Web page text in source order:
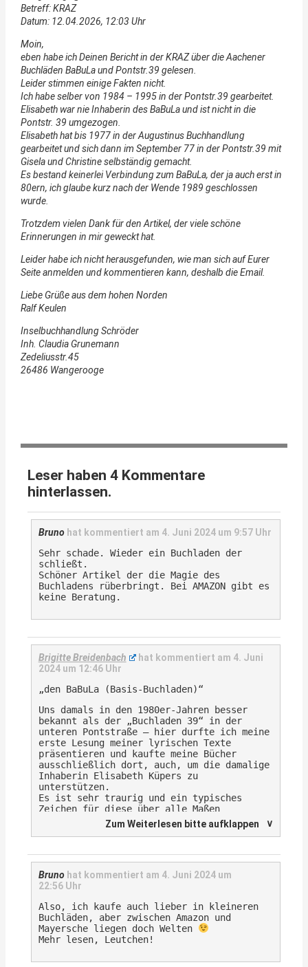
Betreff: KRAZ
Datum: 12.04.2026, 12:03 Uhr
Moin,
eben habe ich Deinen Bericht in der KRAZ über die Aachener
Buchläden BaBuLa und Pontstr.39 gelesen.
Leider stimmen einige Fakten nicht.
Ich habe selber von 1984 – 1995 in der Pontstr.39 gearbeitet.
Elisabeth war nie Inhaberin des BaBuLa und ist nicht in die
Pontstr. 39 umgezogen.
Elisabeth hat bis 1977 in der Augustinus Buchhandlung
gearbeitet und sich dann im September 77 in der Pontstr.39 mit
Gisela und Christine selbständig gemacht.
Es bestand keinerlei Verbindung zum BaBuLa, der ja auch erst in
80ern, ich glaube kurz nach der Wende 1989 geschlossen
wurde.
Trotzdem vielen Dank für den Artikel, der viele schöne
Erinnerungen in mir geweckt hat.
Leider habe ich nicht herausgefunden, wie man sich auf Eurer
Seite anmelden und kommentieren kann, deshalb die Email.
Liebe Grüße aus dem hohen Norden
Ralf Keulen
Inselbuchhandlung Schröder
Inh. Claudia Grunemann
Zedeliusstr.45
26486 Wangerooge
Leser haben 4 Kommentare
hinterlassen.
Bruno hat kommentiert am 4. Juni 2024 um 9:57 Uhr
Sehr schade. Wieder ein Buchladen der
schließt.
Schöner Artikel der die Magie des
Buchladens rüberbringt. Bei AMAZON gibt es
keine Beratung.
Brigitte Breidenbach hat kommentiert am 4. Juni
2024 um 12:46 Uhr
„den BaBuLa (Basis-Buchladen)“
Uns damals in den 1980er-Jahren besser
bekannt als der „Buchladen 39“ in der
unteren Pontstraße – hier durfte ich meine
erste Lesung meiner lyrischen Texte
präsentieren und kaufte meine Bücher
ausschließlich dort, auch, um die damalige
Inhaberin Elisabeth Küpers zu
unterstützen.
Es ist sehr traurig und ein typisches
Zeichen für diese über alle Maßen
digitalisierte und vor allem geistlose
Zeit, dass solche Buchläden schließen
man war süchtig nach geistigem Input,
heutzutage beschäftigen sich sämtliche
Generationen sinnbefreit mit dem Handy,
immer auf der Jagd nach neuen Apps (mit
verlieren ihr Leben aus den Augen und die
meisten ihre Kinder…
Nicht nur Amazon trägt Schuld am Schließen
von Buchläden, natürlich auch solche
wie die Mayersche, die fernab eines
Zum Weiterlesen bitte aufklappen ∨
Bruno hat kommentiert am 4. Juni 2024 um
22:56 Uhr
Also, ich kaufe auch lieber in kleineren
Buchläden, aber zwischen Amazon und
Mayersche liegen doch Welten
Mehr lesen, Leutchen!